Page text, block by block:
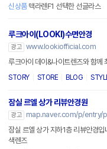
신상품맥라렌F1 선택한 선글라스
루크아이(LOOKI)수면안경
광고 www.lookiofficial.com
루크아이 데이&나이트렌즈와 함께
STORY STORE BLOG
잠실 르엘 상가 리뷰안경원
광고
map.naver.com/p/
잠실 르엘 상가 지하1층 리뷰안경
색렌즈